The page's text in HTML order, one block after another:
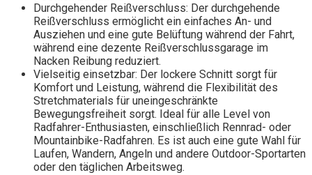
Durchgehender Reißverschluss: Der durchgehende
Reißverschluss ermöglicht ein einfaches An- und
Ausziehen und eine gute Belüftung während der Fahrt,
während eine dezente Reißverschlussgarage im
Nacken Reibung reduziert.
Vielseitig einsetzbar: Der lockere Schnitt sorgt für
Komfort und Leistung, während die Flexibilität des
Stretchmaterials für uneingeschränkte
Bewegungsfreiheit sorgt. Ideal für alle Level von
Radfahrer-Enthusiasten, einschließlich Rennrad- oder
Mountainbike-Radfahren. Es ist auch eine gute Wahl für
Laufen, Wandern, Angeln und andere Outdoor-Sportarten
oder den täglichen Arbeitsweg.